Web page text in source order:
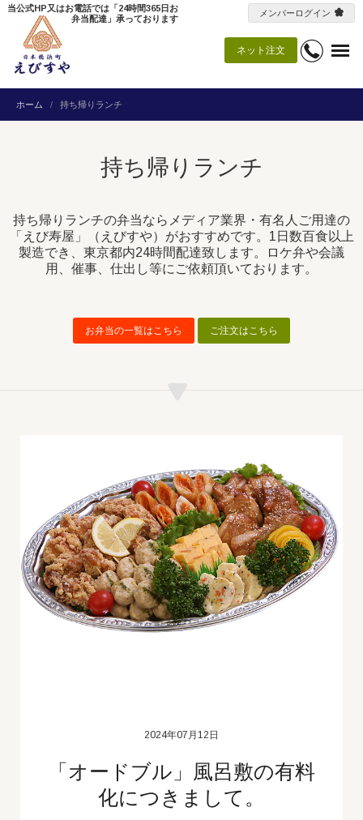
ネット注文
当公式HP又はお電話では「24時間365日お
弁当配達」承っております
メンバーログイン
ホーム 持ち帰りランチ
持ち帰りランチ
持ち帰りランチの弁当ならメディア業界・有名人ご用達の
「えび寿屋」（えびすや）がおすすめです。1日数百食以上
製造でき、東京都内24時間配達致します。ロケ弁や会議
用、催事、仕出し等にご依頼頂いております。
お弁当の一覧はこちら ご注文はこちら
2024年07月12日
「オードブル」風呂敷の有料
化につきまして。